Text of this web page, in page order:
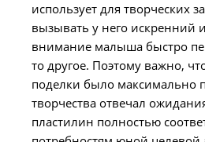
использует для творческих
вызывать у него искренний
внимание малыша быстро
то другое. Поэтому важно,
поделки было максимально
творчества отвечал
пластилин полностью